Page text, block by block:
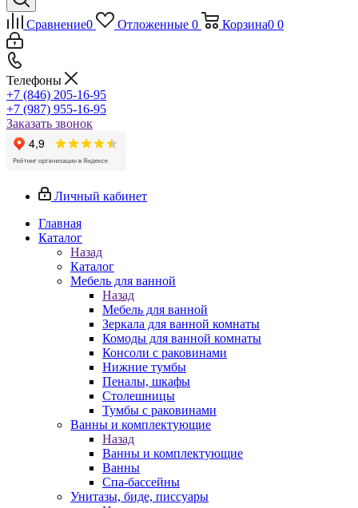
Сравнение0 Отложенные 0 Корзина0 0
Телефоны
+7 (846) 205-16-95
+7 (987) 955-16-95
Заказать звонок
Личный кабинет
Главная
Каталог
Назад
Каталог
Мебель для ванной
Назад
Мебель для ванной
Зеркала для ванной комнаты
Комоды для ванной комнаты
Консоли с раковинами
Нижние тумбы
Пеналы, шкафы
Столешницы
Тумбы с раковинами
Ванны и комплектующие
Назад
Ванны и комплектующие
Ванны
Спа-бассейны
Унитазы, биде, писсуары